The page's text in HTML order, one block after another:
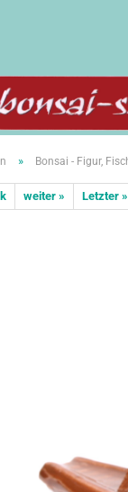
» Bonsai - Figur,
weiter » Letzter »